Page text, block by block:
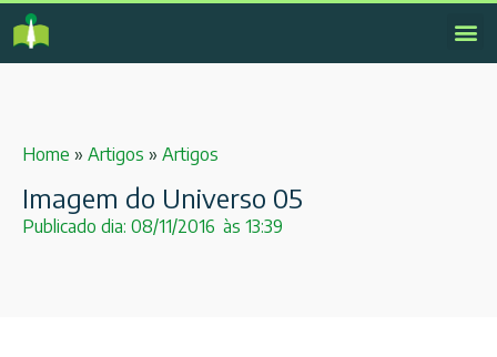
Home » Artigos » Artigos
Imagem do Universo 05
Publicado dia: 08/11/2016 às 13:39